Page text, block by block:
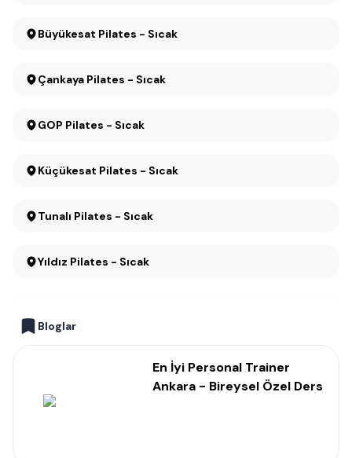
Büyükesat Pilates - Sıcak
Çankaya Pilates - Sıcak
GOP Pilates - Sıcak
Küçükesat Pilates - Sıcak
Tunalı Pilates - Sıcak
Yıldız Pilates - Sıcak
Bloglar
En İyi Personal Trainer
Ankara - Bireysel Özel Ders